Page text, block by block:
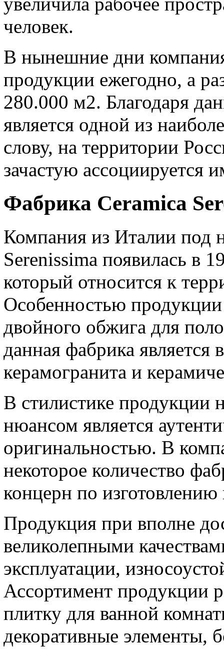
человек.
В нынешние дни
продукции ежегодно, а
280.000 м2. Благодаря
является одной из
слову, на территории
зачастую ассоциируется
Фабрика Ceramica
Компания из Италии под
Serenissima появилась в
который относится к
Особенностью продукции
двойного обжига для
данная фабрика является
керамогранита и
В стилистике продукции
нюансом является
оригинальностью. В
некоторое количество
концерн по изготовлению
Продукция при вполне
великолепными
эксплуатации,
Ассортимент продукции
плитку для ванной
декоративные элементы,